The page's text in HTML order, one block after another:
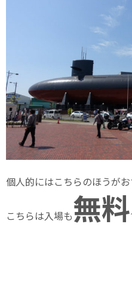
個人的にはこちらのほうがお
こちらは入場も無料